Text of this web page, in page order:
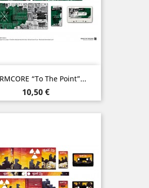
“To The Point”...
Prix
10,50 €